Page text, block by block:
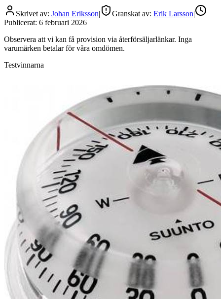
Skrivet av: Johan Eriksson| Granskat av: Erik Larsson|
Publicerat: 6 februari 2026
Observera att vi kan få provision via återförsäljarlänkar. Inga
varumärken betalar för våra omdömen.
Testvinnarna